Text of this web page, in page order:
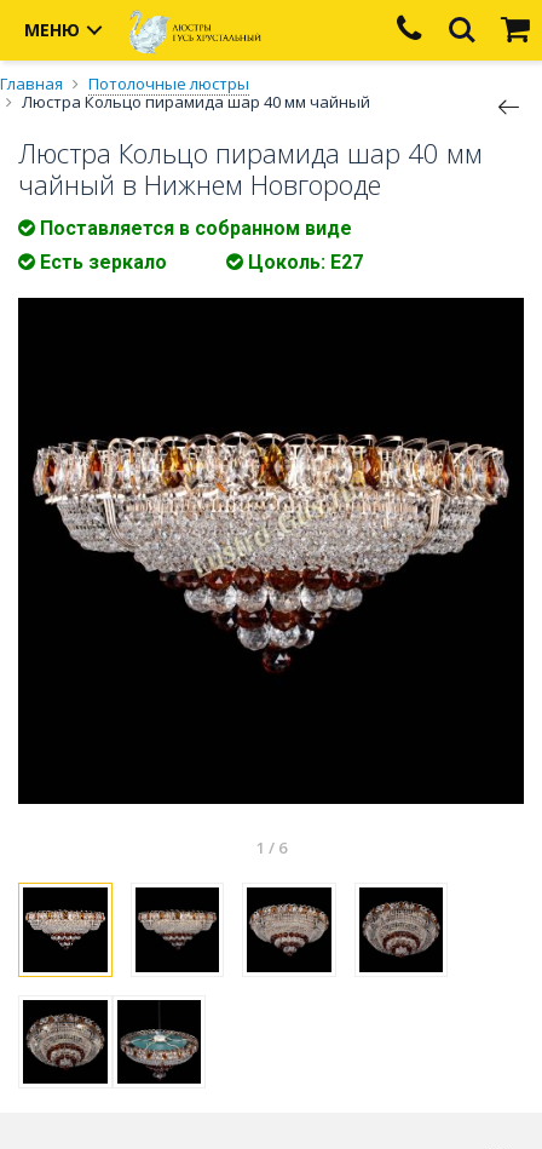
МЕНЮ
Главная
Потолочные люстры
Люстра Кольцо пирамида шар 40 мм чайный
Люстра Кольцо пирамида шар 40 мм
чайный в Нижнем Новгороде
Поставляется в собранном виде
Есть зеркало
Цоколь: Е27
1 / 6